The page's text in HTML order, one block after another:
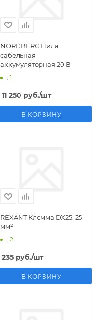
NORDBERG Пила
сабельная
аккумуляторная 20 В
: 1
11 250 руб./шт
В КОРЗИНУ
REXANT Клемма DX25, 25
мм²
: 2
235 руб./шт
В КОРЗИНУ